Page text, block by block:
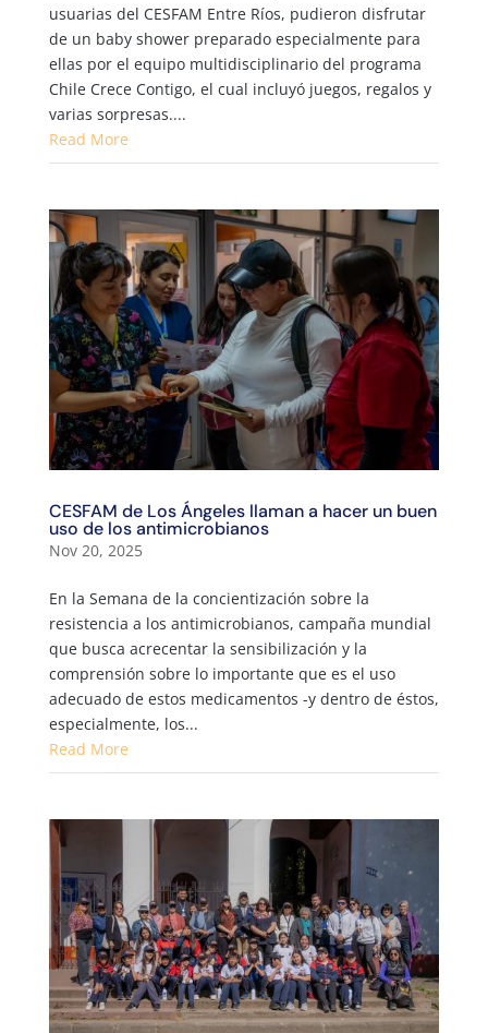
usuarias del CESFAM Entre Ríos, pudieron disfrutar
de un baby shower preparado especialmente para
ellas por el equipo multidisciplinario del programa
Chile Crece Contigo, el cual incluyó juegos, regalos y
varias sorpresas....
Read More
CESFAM de Los Ángeles llaman a hacer un buen
uso de los antimicrobianos
Nov 20, 2025
En la Semana de la concientización sobre la
resistencia a los antimicrobianos, campaña mundial
que busca acrecentar la sensibilización y la
comprensión sobre lo importante que es el uso
adecuado de estos medicamentos -y dentro de éstos,
especialmente, los...
Read More